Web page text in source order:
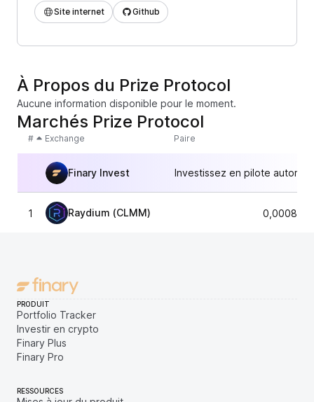
Site internet Github
À Propos du Prize Protocol
Aucune information disponible pour le moment.
Marchés Prize Protocol
# Exchange Paire
Finary Invest Investissez en pilote
1 Raydium (CLMM)
PRODUIT
Portfolio Tracker
Investir en crypto
Finary Plus
Finary Pro
RESSOURCES